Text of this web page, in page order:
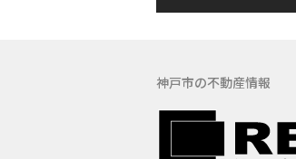
神戸市の不動産情報